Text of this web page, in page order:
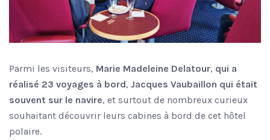
Parmi les visiteurs, Marie Madeleine Delatour, qui a
réalisé 23 voyages à bord, Jacques Vaubaillon qui était
souvent sur le navire, et surtout de nombreux curieux
souhaitant découvrir leurs cabines à bord de cet hôtel
polaire.